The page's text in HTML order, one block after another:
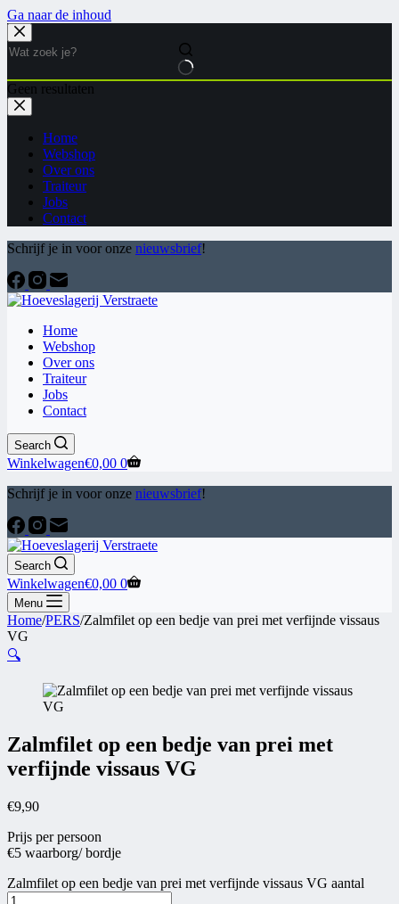
Ga naar de inhoud
Geen resultaten
Home
Webshop
Over ons
Traiteur
Jobs
Contact
Schrijf je in voor onze nieuwsbrief!
Home
Webshop
Over ons
Traiteur
Jobs
Contact
Search
Winkelwagen€0,00 0
Schrijf je in voor onze nieuwsbrief!
Search
Winkelwagen€0,00 0
Menu
Home/PERS/Zalmfilet op een bedje van prei met verfijnde vissaus
VG
🔍
Zalmfilet op een bedje van prei met
verfijnde vissaus VG
€9,90
Prijs per persoon
€5 waarborg/ bordje
Zalmfilet op een bedje van prei met verfijnde vissaus VG aantal